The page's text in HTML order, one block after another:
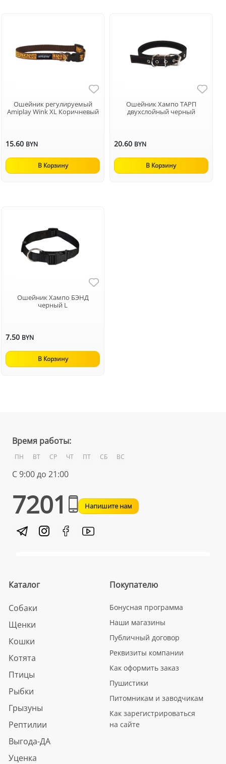
Ошейник регулируемый
Аmiplay Wink XL Коричневый
15.60 BYN
В Корзину
Ошейник Хампо ТАРП
двухслойный черный
20.60 BYN
В Корзину
Ошейник Хампо БЭНД
черный L
7.50 BYN
В Корзину
Время работы:
ПН ВТ СР ЧТ ПТ СБ ВС
С 9:00 до 21:00
7201 Напишите нам
Каталог
Собаки
Щенки
Кошки
Котята
Птицы
Рыбки
Грызуны
Рептилии
Выгода-ДА
Уценка
Покупателю
Бонусная программа
Наши магазины
Публичный договор
Реквизиты компании
Как оформить заказ
Пушистики
Питомникам и заводчикам
Как зарегистрироваться
на сайте